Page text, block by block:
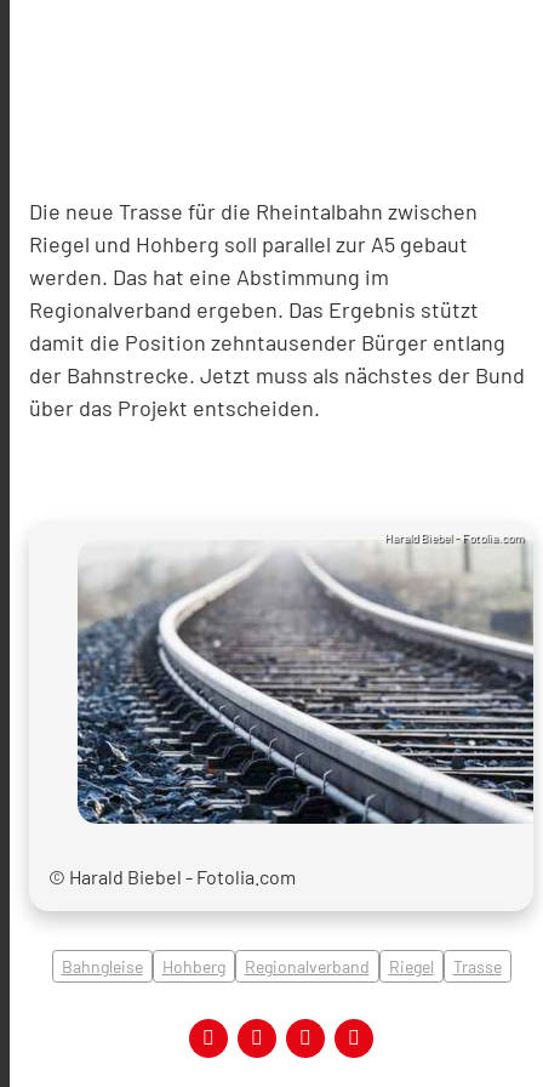
Die neue Trasse für die Rheintalbahn zwischen
Riegel und Hohberg soll parallel zur A5 gebaut
werden. Das hat eine Abstimmung im
Regionalverband ergeben. Das Ergebnis stützt
damit die Position zehntausender Bürger entlang
der Bahnstrecke. Jetzt muss als nächstes der Bund
über das Projekt entscheiden.
Harald Biebel - Fotolia.com
© Harald Biebel - Fotolia.com
Bahngleise Hohberg Regionalverband Riegel Trasse